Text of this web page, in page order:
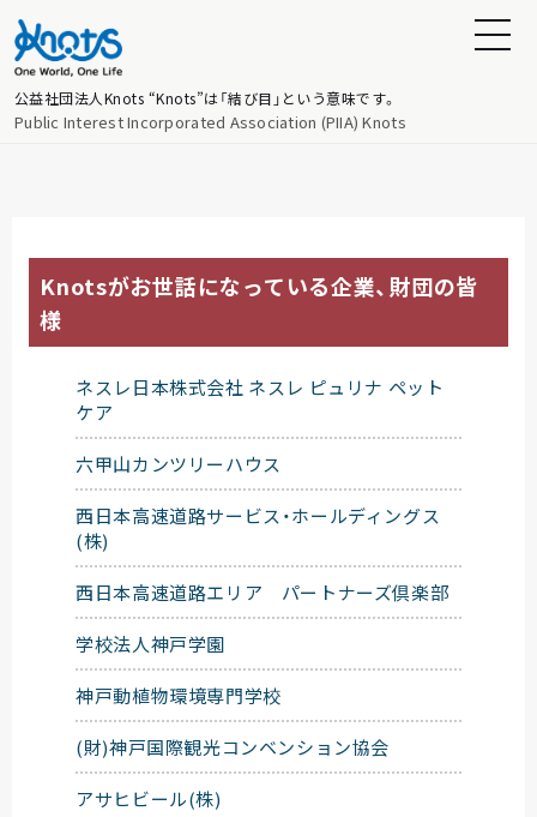
公益社団法人Knots “Knots”は「結び目」という意味です。
Public Interest Incorporated Association (PIIA) Knots
Knotsがお世話になっている企業、財団の皆
様
ネスレ日本株式会社 ネスレ ピュリナ ペット
ケア
六甲山カンツリーハウス
西日本高速道路サービス・ホールディングス
(株)
西日本高速道路エリア パートナーズ倶楽部
学校法人神戸学園
神戸動植物環境専門学校
(財)神戸国際観光コンベンション協会
アサヒビール(株)